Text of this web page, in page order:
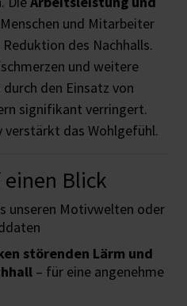
und Mitarbeiter
des Nachhalls.
und weitere
den Einsatz von
signifikant verringert.
verstärkt das Wohlgefühl.
Blick
unseren Motivwelten oder
störenden Lärm und
– für eine angenehme